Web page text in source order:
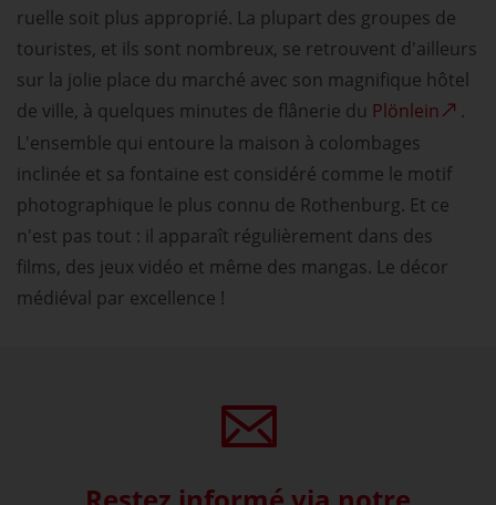
ruelle soit plus approprié. La plupart des groupes de
touristes, et ils sont nombreux, se retrouvent d'ailleurs
sur la jolie place du marché avec son magnifique hôtel
de ville, à quelques minutes de flânerie du Plönlein
.
L'ensemble qui entoure la maison à colombages
inclinée et sa fontaine est considéré comme le motif
photographique le plus connu de Rothenburg. Et ce
n'est pas tout : il apparaît régulièrement dans des
films, des jeux vidéo et même des mangas. Le décor
médiéval par excellence !